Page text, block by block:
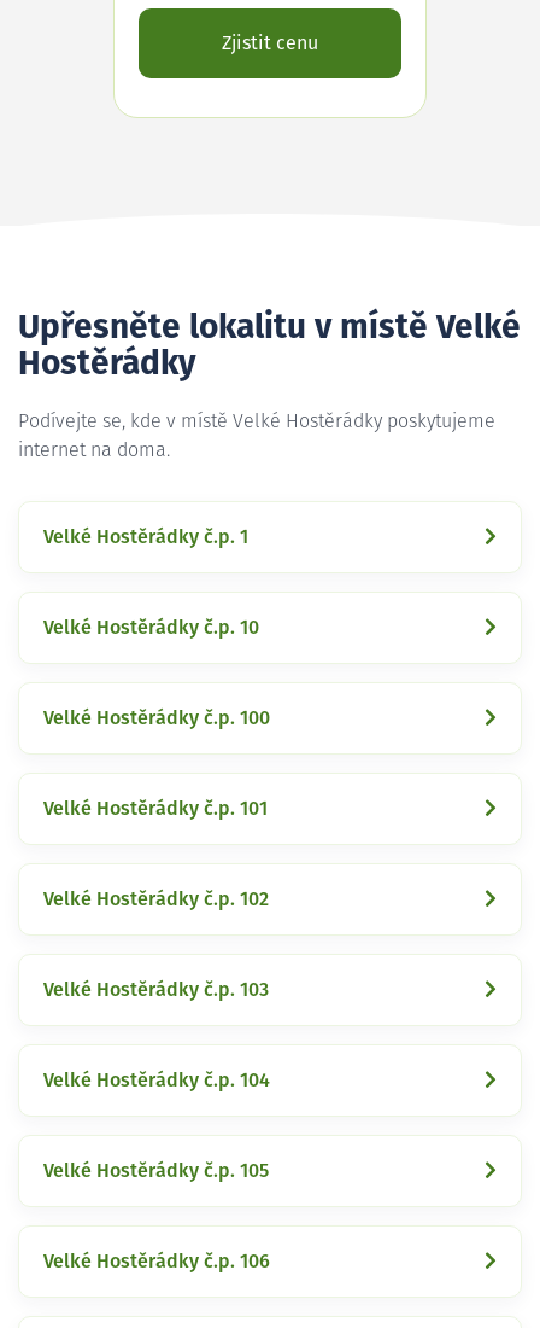
Zjistit cenu
Upřesněte lokalitu v místě Velké
Hostěrádky
Podívejte se, kde v místě Velké Hostěrádky poskytujeme
internet na doma.
Velké Hostěrádky č.p. 1
Velké Hostěrádky č.p. 10
Velké Hostěrádky č.p. 100
Velké Hostěrádky č.p. 101
Velké Hostěrádky č.p. 102
Velké Hostěrádky č.p. 103
Velké Hostěrádky č.p. 104
Velké Hostěrádky č.p. 105
Velké Hostěrádky č.p. 106